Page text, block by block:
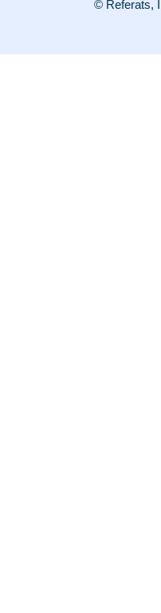
© Referats,